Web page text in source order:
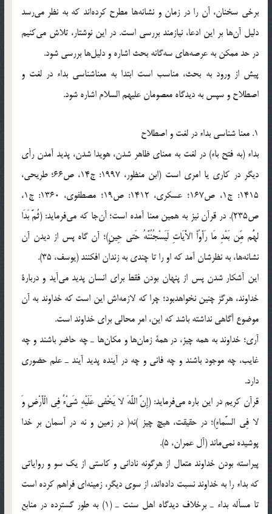
برخي سخنان، آن را در زمان و نشانه‌ها مطرح كرده‌اند كه به نظر مي‌رسد
دليل آن‌ها بر اين ادعا، نيازمند بررسي است. در اين نوشتار، تلاش مي‌كنيم
در حد ممكن به عرصه‌هاي سه‌گانه بحث اشاره و دليل‌ها بررسي شود.
پيش از ورود به بحث، مناسب است ابتدا به معناشناسي بداء در لغت و
اصطلاح و سپس به ديدگاه معصومان عليهم السلام اشاره شود.
1. معنا شناسي بداء در لغت و اصطلاح
بداء (به فتح باء) در لغت به معناي ظاهر شدن، هويدا شدن، پديد آمدن رأي
ديگر در كاري يا امري است (ابن منظور، 1997: ج14، ص66؛ طريحي،
1415: ج1، ص167؛ عسكري، 1412: ص19؛ مصطفوي، 1360: ج1،
ص235). در قرآن نيز به همين معنا آمده است؛ آن‌جا كه مي‌فرمايد: (ثُمَّ بَدَا
لهَُم مِّن بَعْدِ مَا رَأَوُاْ الاَْيَاتِ لَيَسْجُنُنَّهُ حَتي‌ حِينٍ)؛ آن گاه پس از ديدن آن
نشانه‌ها، به نظرشان آمد كه او را تا چندي به زندان افكنند (يوسف، 35).
اين آشكار شدن پس از پنهان بودن فقط براي انسان پديد مي‌آيد و دربارة
خداوند، هرگز چنين نخواهدبود؛ چرا كه لازمه‌اش اين است كه خداوند به آن
موضوع آگاهي نداشته باشد كه اين، امر محالي براي خداوند است.
آري؛ خداوند به همه چيز، در همة زمان‌ها و مكان‌ها ـ چه حاضر باشند و چه
غايب، چه موجود باشند و چه فاني و چه در آينده پديد آيند ـ علم حضوري
دارد.
قرآن كريم در اين باره مي‌فرمايد: (إِنَّ اللَّهَ لا يَخْفي‌ عَلَيْهِ شَيْ‌ءٌ فِي الْأَرْضِ وَ
لا فِي السَّماءِِ)؛ در حقيقت، هيچ چيز )نه‌( در زمين و نه در آسمان بر خدا
پوشيده نمي‌ماند (آل عمران، 5).
پيراسته بودن خداوند متعال از هرگونه ناداني و كاستي از يك سو و رواياتي
كه بداء را به خداوند نسبت داده‌اند، از سوي ديگر، زمينه‌اي فراهم كرده است
تا مسأله بداء ـ برخلاف ديدگاه اهل سنت ـ (1) به طور گسترده در منابع